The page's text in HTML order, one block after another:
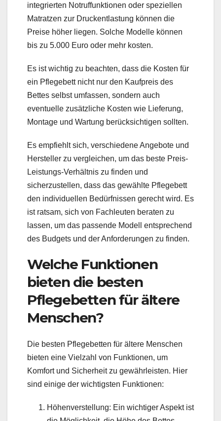
integrierten Notruffunktionen oder speziellen
Matratzen zur Druckentlastung können die
Preise höher liegen. Solche Modelle können
bis zu 5.000 Euro oder mehr kosten.
Es ist wichtig zu beachten, dass die Kosten für
ein Pflegebett nicht nur den Kaufpreis des
Bettes selbst umfassen, sondern auch
eventuelle zusätzliche Kosten wie Lieferung,
Montage und Wartung berücksichtigen sollten.
Es empfiehlt sich, verschiedene Angebote und
Hersteller zu vergleichen, um das beste Preis-
Leistungs-Verhältnis zu finden und
sicherzustellen, dass das gewählte Pflegebett
den individuellen Bedürfnissen gerecht wird. Es
ist ratsam, sich von Fachleuten beraten zu
lassen, um das passende Modell entsprechend
des Budgets und der Anforderungen zu finden.
Welche Funktionen
bieten die besten
Pflegebetten für ältere
Menschen?
Die besten Pflegebetten für ältere Menschen
bieten eine Vielzahl von Funktionen, um
Komfort und Sicherheit zu gewährleisten. Hier
sind einige der wichtigsten Funktionen:
Höhenverstellung: Ein wichtiger Aspekt ist